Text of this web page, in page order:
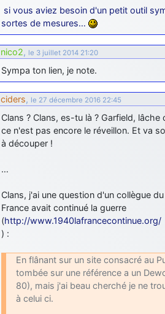
si vous aviez besoin d'un petit outil
sortes de mesures…
nico2, le 3 juillet 2014 21:20
Sympa ton lien, je note.
ciders, le 27 décembre 2016 22:45
Clans ? Clans, es-tu là ? Garfield,
ce n'est pas encore le réveillon. Et va
à découper !
…
Clans, j'ai une question d'un collègue
France avait continué la guerre
(http://www.1940lafrancecontinue.org/
) :
En flânant sur un site consacré au
tombée sur une référence a un
80), mais j'ai beau cherché je ne
à celui ci.